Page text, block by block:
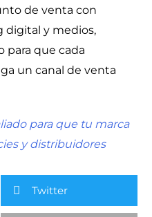
de venta con
digital y medios,
para que cada
un canal de venta
para que tu marca
y distribuidores
Twitter